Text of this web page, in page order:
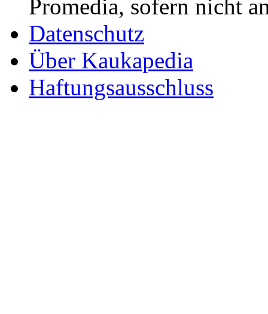
Promedia, sofern nicht
Datenschutz
Über Kaukapedia
Haftungsausschluss